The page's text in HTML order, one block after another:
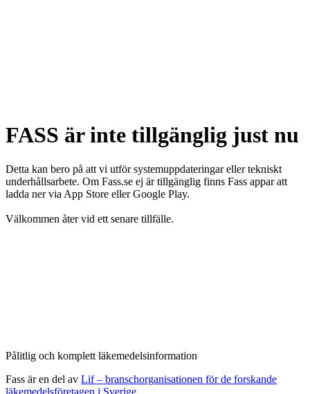
FASS är inte tillgänglig just nu
Detta kan bero på att vi utför systemuppdateringar eller tekniskt
underhållsarbete. Om Fass.se ej är tillgänglig finns Fass appar att
ladda ner via App Store eller Google Play.
Välkommen åter vid ett senare tillfälle.
Pålitlig och komplett läkemedelsinformation
Fass är en del av Lif – branschorganisationen för de forskande
läkemedelsföretagen i Sverige.